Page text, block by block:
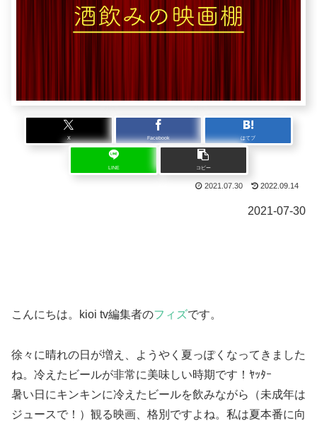
X Facebook はてブ
LINE コピー
2021.07.30 2022.09.14
2021-07-30
こんにちは。kioi tv編集者のフィズです。
徐々に晴れの日が増え、ようやく夏っぽくなってきました
ね。冷えたビールが非常に美味しい時期です！ﾔｯﾀｰ
暑い⽇にキンキンに冷えたビールを飲みながら（未成年は
ジュースで！）観る映画、格別ですよね。私は夏本番に向